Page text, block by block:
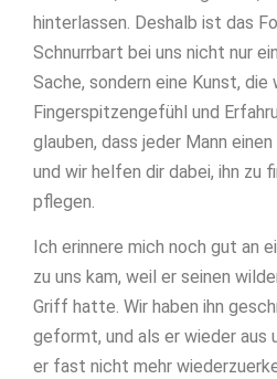
hinterlassen. Deshalb ist das
Schnurrbart bei uns nicht nur
Sache, sondern eine Kunst, die
Fingerspitzengefühl und
glauben, dass jeder Mann
und wir helfen dir dabei, ihn zu
pflegen.
Ich erinnere mich noch gut an
zu uns kam, weil er seinen
Griff hatte. Wir haben ihn
geformt, und als er wieder aus
er fast nicht mehr